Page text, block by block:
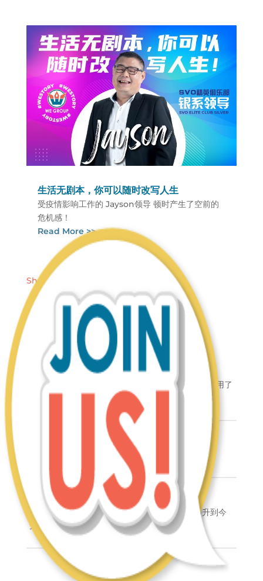
生活无剧本，你可以随时改写人生
受疫情影响工作的 Jayson领导 顿时产生了空前的
危机感！
Read More >>
Share
Featured Story
青春无畏，出类拔萃！
从 优秀的工读生 走到今天的 卓越团队领导✨，她仅用了
两年半的时间。
青春无畏，有梦勇敢追！
向伙伴们分享自己这两年来一步步的改变
择高而立￼
[零经验、零电商技能] 的他到底是如何能一路攀升到今
天的位置？